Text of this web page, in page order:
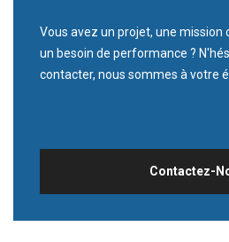
Vous avez un projet, une mission
un besoin de performance ?
contacter, nous sommes à votre
Contactez-